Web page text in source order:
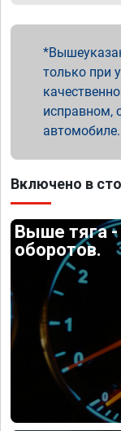
только при
исправном,
автомобиле.
Включено в
Выше тяга -
оборотов.